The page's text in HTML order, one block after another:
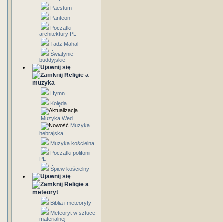
Paestum
Panteon
Początki
architektury PL
Tadż Mahal
Świątynie
buddyjskie
Religie a
muzyka
Hymn
Kolęda
Muzyka Wed
Muzyka
hebrajska
Muzyka kościelna
Początki polifonii
PL
Śpiew kościelny
Religie a
meteoryt
Biblia i meteoryty
Meteoryt w sztuce
materialnej